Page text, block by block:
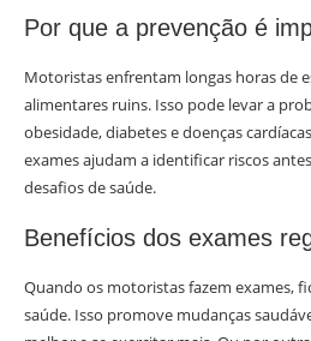
Por que a prevenção é
Motoristas enfrentam longas horas de
alimentares ruins. Isso pode levar a
obesidade, diabetes e doenças
exames ajudam a identificar riscos
desafios de saúde.
Benefícios dos exames
Quando os motoristas fazem exames,
saúde. Isso promove mudanças